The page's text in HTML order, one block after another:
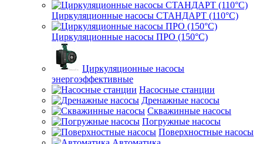
Циркуляционные насосы СТАНДАРТ (110°C)
Циркуляционные насосы ПРО (150°C)
Циркуляционные насосы
энергоэффективные
Насосные станции
Дренажные насосы
Скважинные насосы
Погружные насосы
Поверхностные насосы